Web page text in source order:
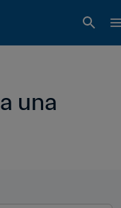
una